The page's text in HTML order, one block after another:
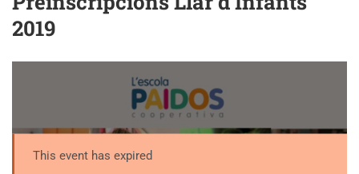
2019
This event has expired